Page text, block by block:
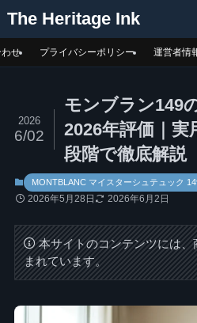
The Heritage Ink
せ プライバシーポリシー 運営者情
モンブラン149
2026年評価｜実
段階で徹底解説
2026
6/02
MONTBLANC マイスターシュテュック
2026年5月28日 2026年6月2日
本サイトのコンテンツには
まれています。